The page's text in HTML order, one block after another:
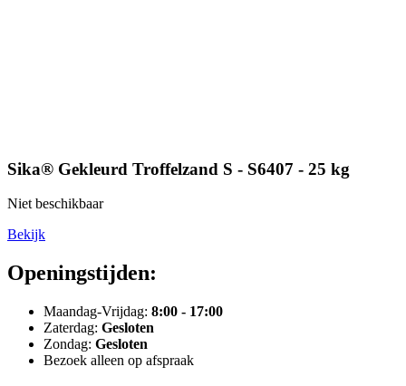
Sika® Gekleurd Troffelzand S - S6407 - 25 kg
Niet beschikbaar
Bekijk
Openingstijden:
Maandag-Vrijdag: 8:00 - 17:00
Zaterdag: Gesloten
Zondag: Gesloten
Bezoek alleen op afspraak